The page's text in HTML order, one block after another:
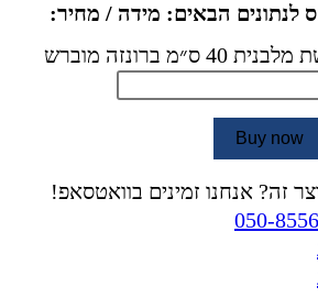
לנתונים הבאים: מידה / מחיר:
כמות של סבוניית רשת מלבנית 40 ס״מ ברונזה מוברש
Buy now
זה? אנחנו זמינים בוואטסאפ!